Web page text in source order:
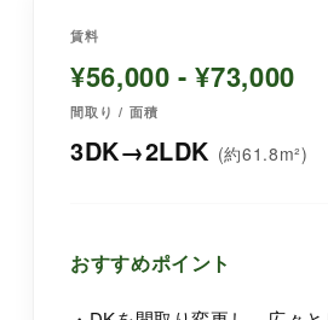
賃料
¥56,000 - ¥73,000
間取り / 面積
3DK→2LDK (約61.8m²)
おすすめポイント